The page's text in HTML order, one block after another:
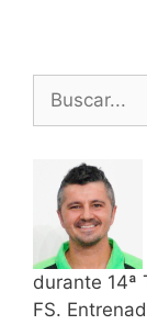
Buscar:
durante 14ª
FS.